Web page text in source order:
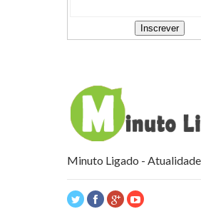
Minuto Ligado -